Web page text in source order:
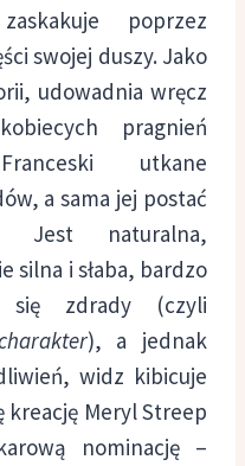
poprzez
swojej duszy. Jako
udowadnia wręcz
pragnień
utkane
a sama jej postać
Jest naturalna,
silna i słaba, bardzo
się zdrady (czyli
), a jednak
widz kibicuje
kreację Meryl Streep
nominację –